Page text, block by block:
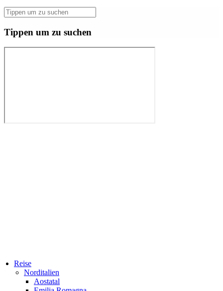
Tippen um zu suchen
Reise
Norditalien
Aostatal